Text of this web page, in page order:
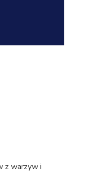
z warzyw i